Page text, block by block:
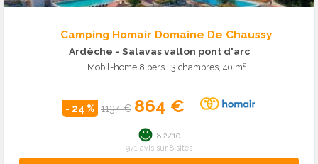
Camping Homair Domaine De Chaussy
Ardèche - Salavas vallon pont d'arc
Mobil-home 8 pers., 3 chambres, 40 m²
- 24 % 1134 € 864 €
8.2/10
971 avis sur 8 sites